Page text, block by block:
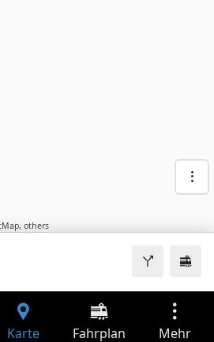
, others
Karte Fahrplan Mehr